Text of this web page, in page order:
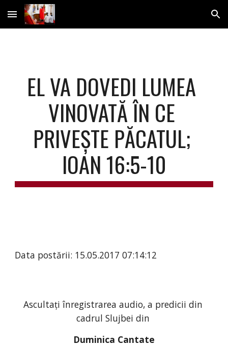
Skip to main content Skip to navigation
EL VA DOVEDI LUMEA
VINOVATĂ ÎN CE
PRIVEȘTE PĂCATUL;
IOAN 16:5-10
Data postării: 15.05.2017 07:14:12
Ascultați înregistrarea audio, a predicii din
cadrul Slujbei din
Duminica Cantate